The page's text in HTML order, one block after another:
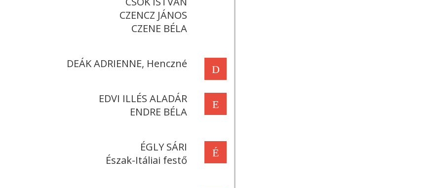
CZENCZ JÁNOS
CZENE BÉLA
D
DEÁK ADRIENNE, Henczné
E
EDVI ILLÉS ALADÁR
ENDRE BÉLA
É
ÉGLY SÁRI
Észak-Itáliai festő